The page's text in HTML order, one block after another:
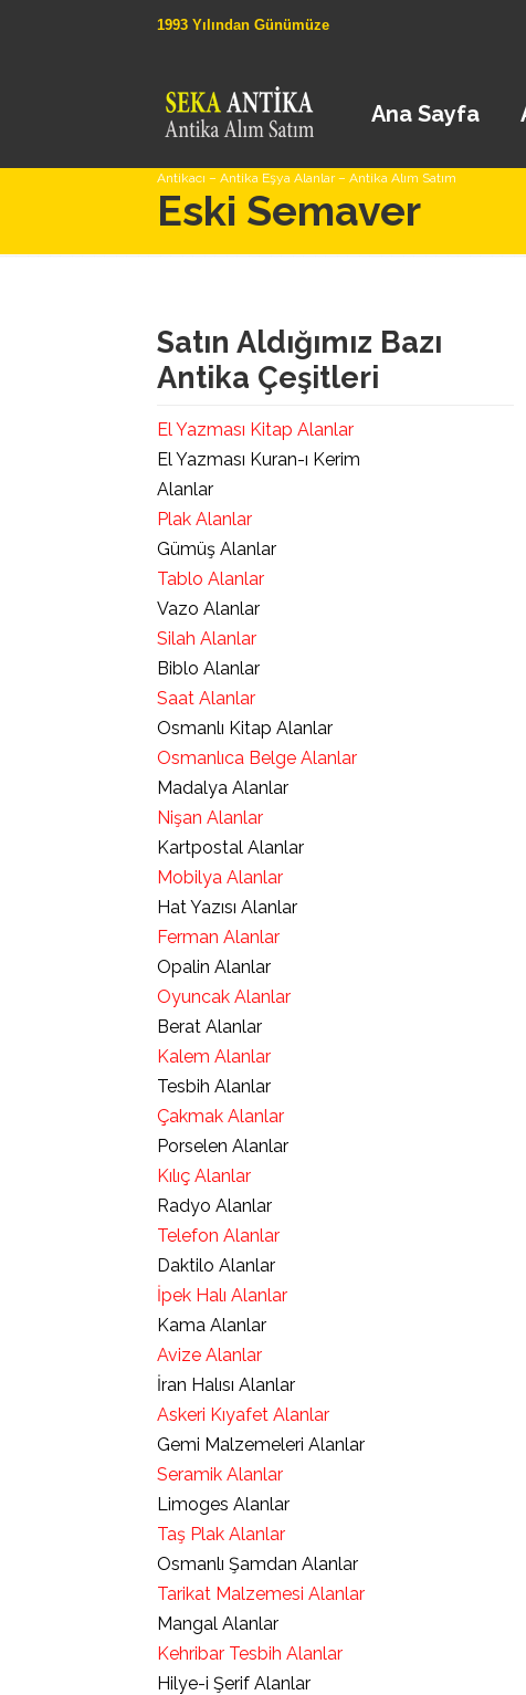
1993 Yılından Günümüze
Antikacı – Antika Eşya Alanlar – Antika Alım Satım
Ana Sayfa
Eski Semaver
Satın Aldığımız Bazı
Antika Çeşitleri
El Yazması Kitap Alanlar
El Yazması Kuran-ı Kerim
Alanlar
Plak Alanlar
Gümüş Alanlar
Tablo Alanlar
Vazo Alanlar
Silah Alanlar
Biblo Alanlar
Saat Alanlar
Osmanlı Kitap Alanlar
Osmanlıca Belge Alanlar
Madalya Alanlar
Nişan Alanlar
Kartpostal Alanlar
Mobilya Alanlar
Hat Yazısı Alanlar
Ferman Alanlar
Opalin Alanlar
Oyuncak Alanlar
Berat Alanlar
Kalem Alanlar
Tesbih Alanlar
Çakmak Alanlar
Porselen Alanlar
Kılıç Alanlar
Radyo Alanlar
Telefon Alanlar
Daktilo Alanlar
İpek Halı Alanlar
Kama Alanlar
Avize Alanlar
İran Halısı Alanlar
Askeri Kıyafet Alanlar
Gemi Malzemeleri Alanlar
Seramik Alanlar
Limoges Alanlar
Taş Plak Alanlar
Osmanlı Şamdan Alanlar
Tarikat Malzemesi Alanlar
Mangal Alanlar
Kehribar Tesbih Alanlar
Hilye-i Şerif Alanlar